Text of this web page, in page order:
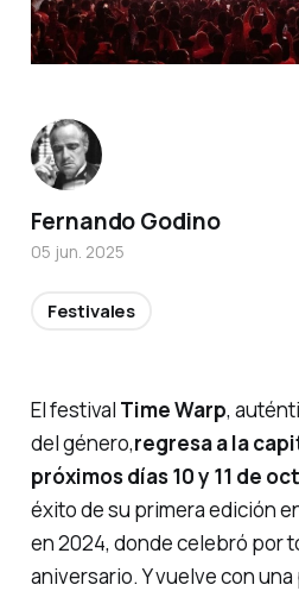
El festival Time Warp,
del género,regresa a la
próximos días 10 y 11 de
éxito de su primera edición
en 2024, donde celebró por
aniversario. Y vuelve con
Fernando Godino
05 jun. 2025
Festivales